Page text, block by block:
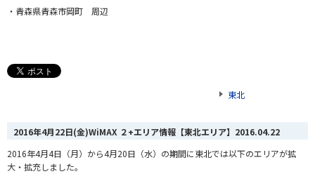
・青森県青森市岡町 周辺
東北
2016年4月22日(金)WiMAX ２+エリア情報【東北エリア】 2016.04.22
2016年4月4日（月）から4月20日（水）の期間に東北では以下のエリアが拡
大・拡充しました。